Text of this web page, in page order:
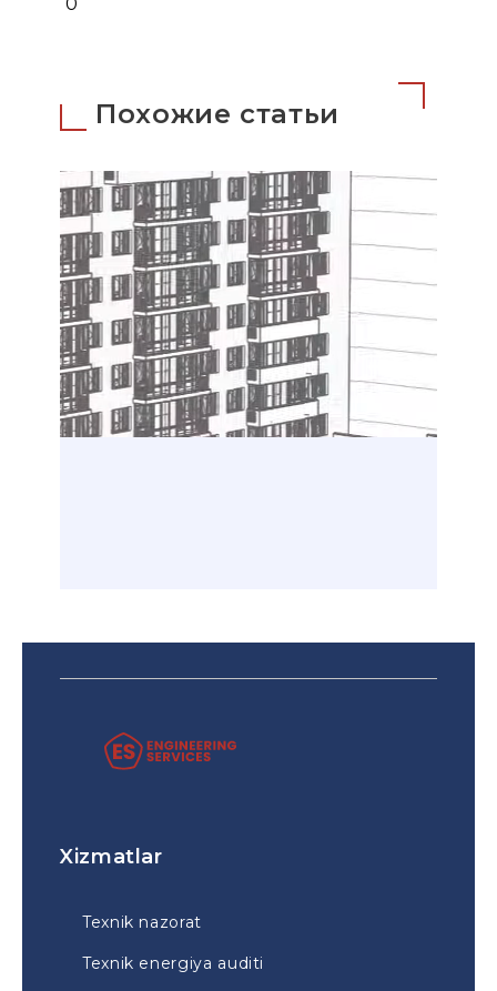
Похожие статьи
Xizmatlar
Texnik nazorat
Texnik energiya auditi